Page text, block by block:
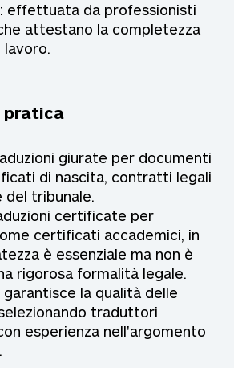
effettuata da professionisti
attestano la completezza
pratica
giurate per documenti
di nascita, contratti legali
del tribunale.
certificate per
certificati accademici, in
è essenziale ma non è
rigorosa formalità legale.
la qualità delle
traduttori
esperienza nell'argomento